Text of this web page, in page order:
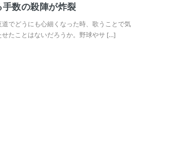
数の殺陣が炸裂
でどうにも心細くなった時、歌うことで気
たことはないだろうか。野球やサ […]